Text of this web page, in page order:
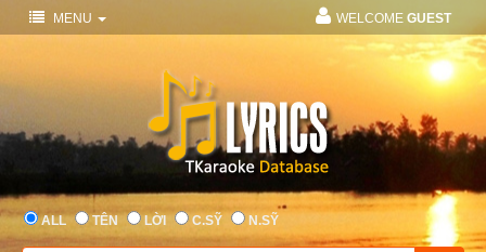
MENU WELCOME GUEST
ALL TÊN LỜI C.SỸ N.SỸ